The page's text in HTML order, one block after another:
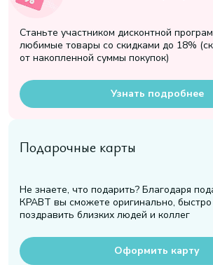
Станьте участником дисконтной
любимые товары со скидками до 18%
от накопленной суммы покупок)
Узнать подробнее
Подарочные карты
Не знаете, что подарить? Благодаря
КРАВТ вы сможете оригинально, быстро
поздравить близких людей и коллег
Оформить карту